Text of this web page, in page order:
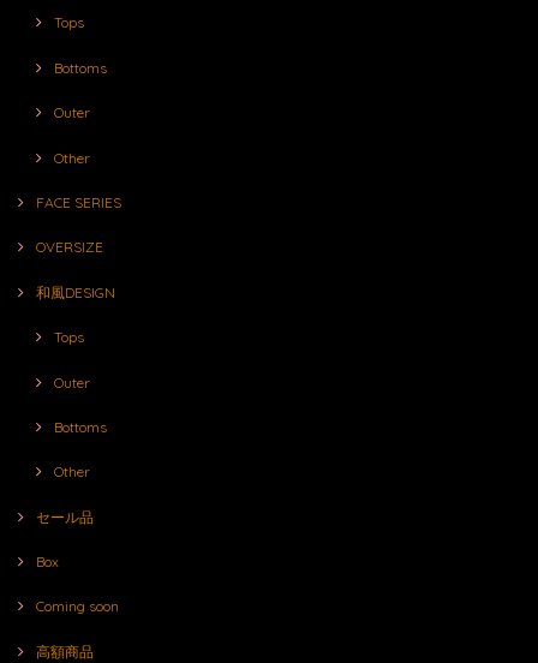
Tops
Bottoms
Outer
Other
FACE SERIES
OVERSIZE
和風DESIGN
Tops
Outer
Bottoms
Other
セール品
Box
Coming soon
高額商品